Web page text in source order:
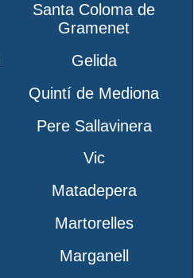
Santa Coloma de
Gramenet
Gelida
Quintí de Mediona
Pere Sallavinera
Vic
Matadepera
Martorelles
Marganell